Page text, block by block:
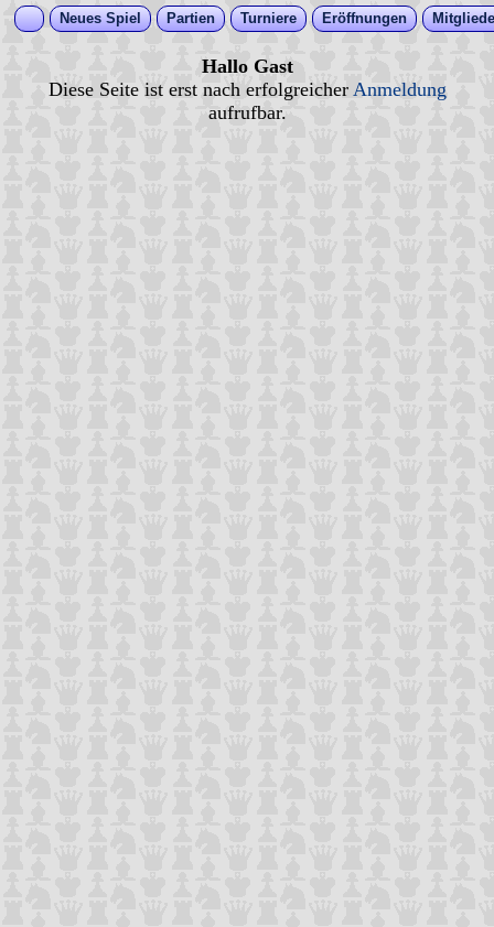
Neues Spiel Partien Turniere Eröffnungen
Hallo Gast
Diese Seite ist erst nach erfolgreicher Anmeldung
aufrufbar.